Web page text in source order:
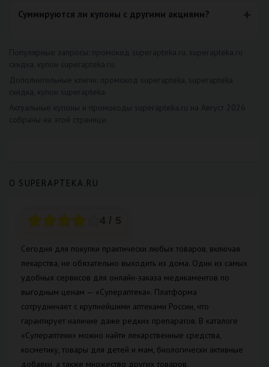
Суммируются ли купоны с другими акциями?
О SUPERAPTEKA.RU
4 / 5
Сегодня для покупки практически любых товаров, включая
лекарства, не обязательно выходить из дома. Один из самых
удобных сервисов для онлайн-заказа медикаментов по
выгодным ценам — «Супераптека». Платформа
сотрудничает с крупнейшими аптеками России, что
гарантирует наличие даже редких препаратов. В каталоге
«Супераптеки» можно найти лекарственные средства,
косметику, товары для детей и мам, биологически активные
добавки, а также множество других товаров,